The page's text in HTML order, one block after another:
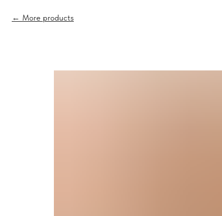
More products